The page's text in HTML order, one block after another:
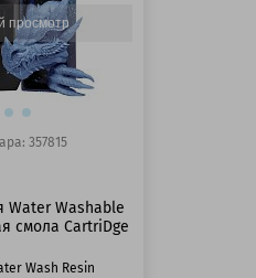
просмотр
357815
Water Washable
смола CartriDge
Wash Resin